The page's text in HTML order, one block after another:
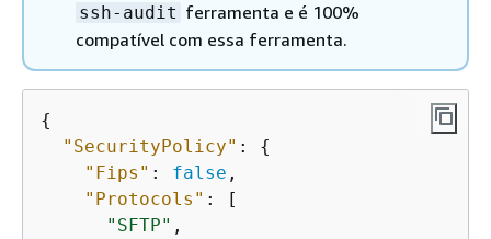
ssh-audit ferramenta e é 100%
compatível com essa ferramenta.
{
"SecurityPolicy" : {
"Fips" : false ,
"Protocols" : [
"SFTP" ,